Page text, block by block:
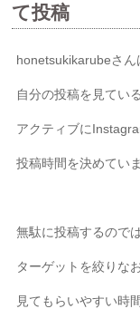
て投稿
honetsukikarubeさん
自分の投稿を見てい
アクティブに
投稿時間を決めていま
無駄に投稿するので
ターゲットを絞りな
見てもらいやすい時